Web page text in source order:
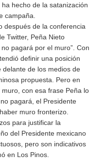
hecho de la satanización
campaña.
después de la conferencia
Twitter, Peña Nieto
pagará por el muro”. Con
definir una posición
delante de los medios de
propuesta. Pero en
con esa frase Peña lo
pagará, el Presidente
muro fronterizo.
para justificar la
del Presidente mexicano
pero son indicativos
en Los Pinos.